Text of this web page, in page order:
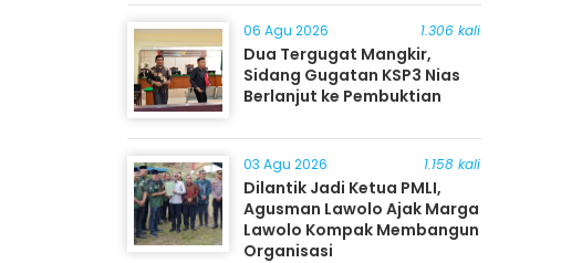
06 Agu 2026 1.306 kali
Dua Tergugat Mangkir,
Sidang Gugatan KSP3 Nias
Berlanjut ke Pembuktian
03 Agu 2026 1.158 kali
Dilantik Jadi Ketua PMLI,
Agusman Lawolo Ajak Marga
Lawolo Kompak Membangun
Organisasi